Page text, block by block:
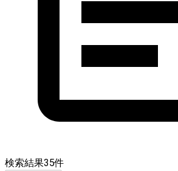
検索結果35件